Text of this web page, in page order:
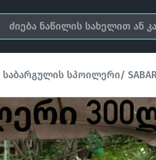
საბარგულის სპოილერი/